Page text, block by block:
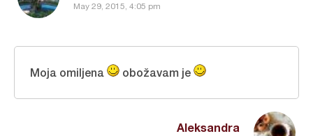
May 29, 2015, 4:05 pm
Aleksandra
Moja omiljena obožavam je